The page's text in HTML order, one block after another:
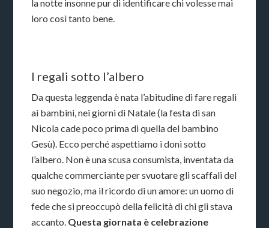
la notte insonne pur di identificare chi volesse mai
loro così tanto bene.
I regali sotto l’albero
Da questa leggenda è nata l’abitudine di fare regali
ai bambini, nei giorni di Natale (la festa di san
Nicola cade poco prima di quella del bambino
Gesù). Ecco perché aspettiamo i doni sotto
l’albero. Non è una scusa consumista, inventata da
qualche commerciante per svuotare gli scaffali del
suo negozio, ma il ricordo di un amore: un uomo di
fede che si preoccupò della felicità di chi gli stava
accanto. Questa giornata è celebrazione